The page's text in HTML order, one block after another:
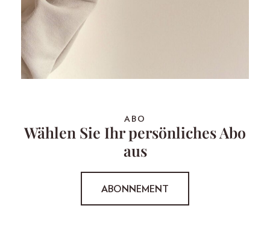
ABO
Wählen Sie Ihr persönliches Abo
aus
ABONNEMENT